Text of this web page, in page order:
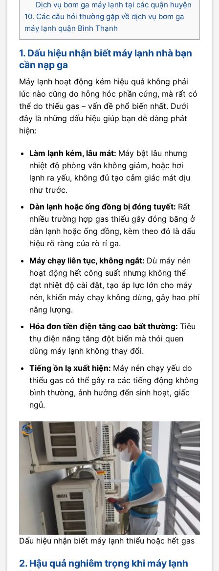
Dịch vụ bơm ga máy lạnh tại các quận huyện
10. Các câu hỏi thường gặp về dịch vụ bơm ga
máy lạnh quận Bình Thạnh
1. Dấu hiệu nhận biết máy lạnh nhà bạn
cần nạp ga
Máy lạnh hoạt động kém hiệu quả không phải
lúc nào cũng do hỏng hóc phần cứng, mà rất có
thể do thiếu gas – vấn đề phổ biến nhất. Dưới
đây là những dấu hiệu giúp bạn dễ dàng phát
hiện:
Làm lạnh kém, lâu mát: Máy bật lâu nhưng
nhiệt độ phòng vẫn không giảm, hoặc hơi
lạnh ra yếu, không đủ tạo cảm giác mát dịu
như trước.
Dàn lạnh hoặc ống đồng bị đóng tuyết: Rất
nhiều trường hợp gas thiếu gây đóng băng ở
dàn lạnh hoặc ống đồng, kèm theo đó là dấu
hiệu rõ ràng của rò rỉ ga.
Máy chạy liên tục, không ngắt: Dù máy nén
hoạt động hết công suất nhưng không thể
đạt nhiệt độ cài đặt, tạo áp lực lớn cho máy
nén, khiến máy chạy không dừng, gây hao phí
năng lượng.
Hóa đơn tiền điện tăng cao bất thường: Tiêu
thụ điện năng tăng đột biến mà thói quen
dùng máy lạnh không thay đổi.
Tiếng ồn lạ xuất hiện: Máy nén chạy yếu do
thiếu gas có thể gây ra các tiếng động không
bình thường, ảnh hưởng đến sinh hoạt, giấc
ngủ.
Dấu hiệu nhận biết máy lạnh thiếu hoặc hết gas
2. Hậu quả nghiêm trọng khi máy lạnh